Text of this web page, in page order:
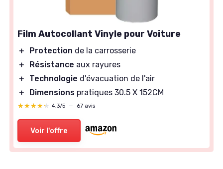
Film Autocollant Vinyle pour Voiture
＋ Protection de la carrosserie
＋
Résistance aux rayures
＋
Technologie d'évacuation de l'air
＋
Dimensions pratiques 30.5 X 152CM
★★★★★
★★★★★ 4,3/5 — 67 avis
Voir l'offre